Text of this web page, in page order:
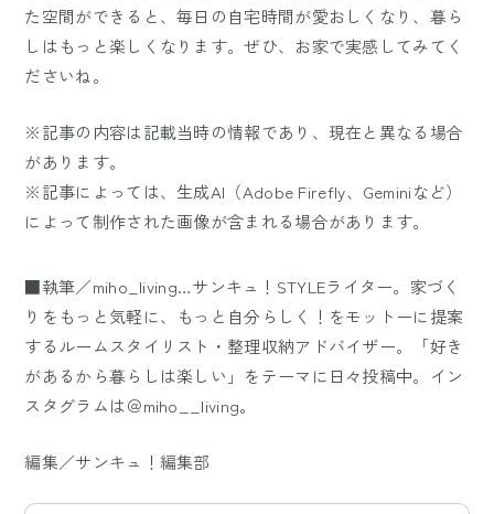
た空間ができると、毎日の自宅時間が愛おしくなり、暮ら
しはもっと楽しくなります。ぜひ、お家で実感してみてく
ださいね。
※記事の内容は記載当時の情報であり、現在と異なる場合
があります。
※記事によっては、生成AI（Adobe Firefly、Geminiなど）
によって制作された画像が含まれる場合があります。
■執筆／miho_living…サンキュ！STYLEライター。家づく
りをもっと気軽に、もっと自分らしく！をモットーに提案
するルームスタイリスト・整理収納アドバイザー。「好き
があるから暮らしは楽しい」をテーマに日々投稿中。イン
スタグラムは＠miho__living。
編集／サンキュ！編集部